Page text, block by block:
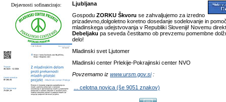
Dejavnosti sofinancirajo:
Ljubljana
Gospodu ZORKU Škvoru se zahvaljujemo za izredno
prizadevno,dolgoletno koretno dosedanje sodelovanje in
mladinskega udejstvovanja v Republiki Sloveniji! Novemu
Debeljaku pa seveda čestitamo ob prevzemu pomembne
delo!
Mladinski svet Ljutomer
Mladinski center Prlekije-Pokrajinski center NVO
Povzemamo iz www.ursm.gov.si :
... celotna novica (še 9051 znakov)